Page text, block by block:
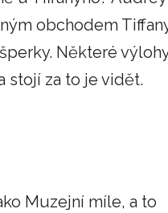
obchodem
Některé
stojí za to je vidět.
Muzejní míle, a to